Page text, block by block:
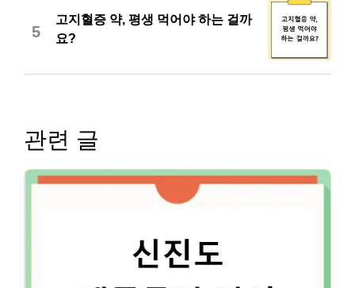
5
고지혈증 약, 평생 먹어야 하는 걸까
요?
관련 글